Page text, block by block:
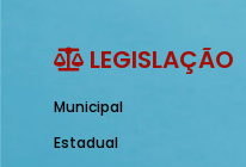
LEGISLAÇÃO
Municipal
Estadual